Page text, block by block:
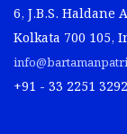
6, J.B.S. Haldane
Kolkata 700 105,
+91 - 33 2251